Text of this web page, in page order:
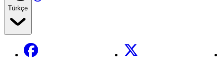
Türkçe
Facebook X